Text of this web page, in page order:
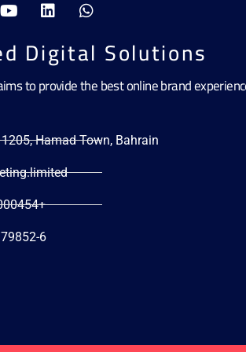
Digital Solutions
to provide the best online brand
Hamad Town, Bahrain
6